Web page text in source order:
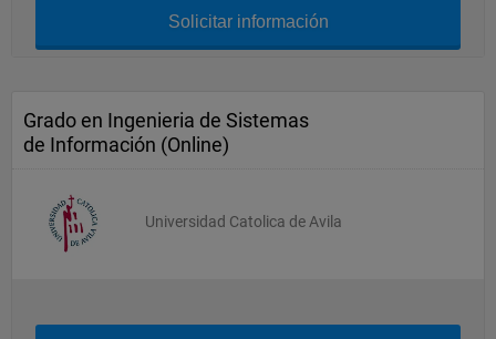
Solicitar información
Grado en Ingenieria de Sistemas
de Información (Online)
Universidad Catolica de Avila